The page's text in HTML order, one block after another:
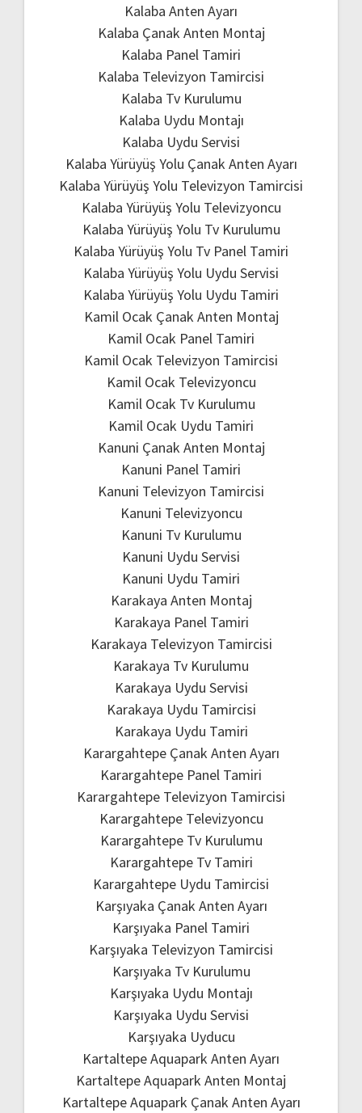
Kalaba Anten Ayarı
Kalaba Çanak Anten Montaj
Kalaba Panel Tamiri
Kalaba Televizyon Tamircisi
Kalaba Tv Kurulumu
Kalaba Uydu Montajı
Kalaba Uydu Servisi
Kalaba Yürüyüş Yolu Çanak Anten Ayarı
Kalaba Yürüyüş Yolu Televizyon Tamircisi
Kalaba Yürüyüş Yolu Televizyoncu
Kalaba Yürüyüş Yolu Tv Kurulumu
Kalaba Yürüyüş Yolu Tv Panel Tamiri
Kalaba Yürüyüş Yolu Uydu Servisi
Kalaba Yürüyüş Yolu Uydu Tamiri
Kamil Ocak Çanak Anten Montaj
Kamil Ocak Panel Tamiri
Kamil Ocak Televizyon Tamircisi
Kamil Ocak Televizyoncu
Kamil Ocak Tv Kurulumu
Kamil Ocak Uydu Tamiri
Kanuni Çanak Anten Montaj
Kanuni Panel Tamiri
Kanuni Televizyon Tamircisi
Kanuni Televizyoncu
Kanuni Tv Kurulumu
Kanuni Uydu Servisi
Kanuni Uydu Tamiri
Karakaya Anten Montaj
Karakaya Panel Tamiri
Karakaya Televizyon Tamircisi
Karakaya Tv Kurulumu
Karakaya Uydu Servisi
Karakaya Uydu Tamircisi
Karakaya Uydu Tamiri
Karargahtepe Çanak Anten Ayarı
Karargahtepe Panel Tamiri
Karargahtepe Televizyon Tamircisi
Karargahtepe Televizyoncu
Karargahtepe Tv Kurulumu
Karargahtepe Tv Tamiri
Karargahtepe Uydu Tamircisi
Karşıyaka Çanak Anten Ayarı
Karşıyaka Panel Tamiri
Karşıyaka Televizyon Tamircisi
Karşıyaka Tv Kurulumu
Karşıyaka Uydu Montajı
Karşıyaka Uydu Servisi
Karşıyaka Uyducu
Kartaltepe Aquapark Anten Ayarı
Kartaltepe Aquapark Anten Montaj
Kartaltepe Aquapark Çanak Anten Ayarı